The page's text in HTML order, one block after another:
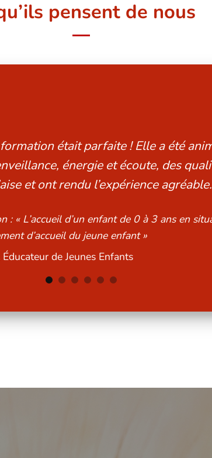
pensent de nous
formation qui nous a apporté de
outils concrets pour accompagner
de handicap. »
: « L’accueil d’un enfant de 0 à 3 ans en
d’accueil du jeune enfant »
Psychomotricienne